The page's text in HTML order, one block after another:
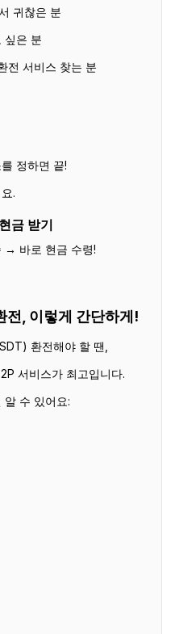
귀찮은 분
싶은 분
전 서비스 찾는 분
정하면 끝!
.
금 받기
→ 바로 현금 수령!
전, 이렇게 간단하게!
환전해야 할 땐,
서비스가 최고입니다.
알 수 있어요: